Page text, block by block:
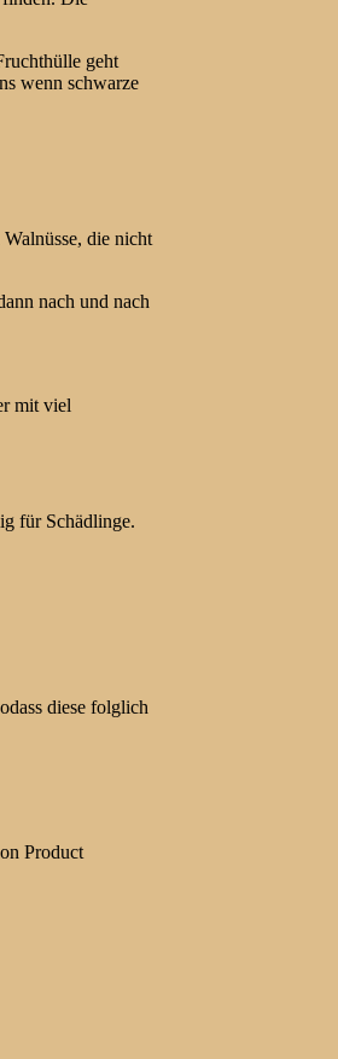
geht
wenn schwarze
die nicht
nach und nach
mit viel
für Schädlinge.
diese folglich
Product